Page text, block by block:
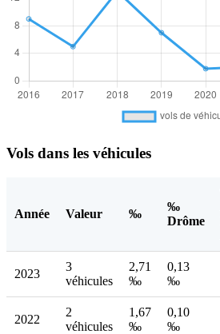
Vols dans les véhicules
Année Valeur ‰
‰
Drôme
2023
3
véhicules
2,71
‰
0,13
‰
2022
2
véhicules
1,67
‰
0,10
‰